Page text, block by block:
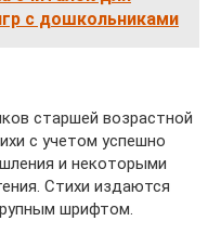
с дошкольниками
старшей возрастной
с учетом успешно
и некоторыми
Стихи издаются
шрифтом.